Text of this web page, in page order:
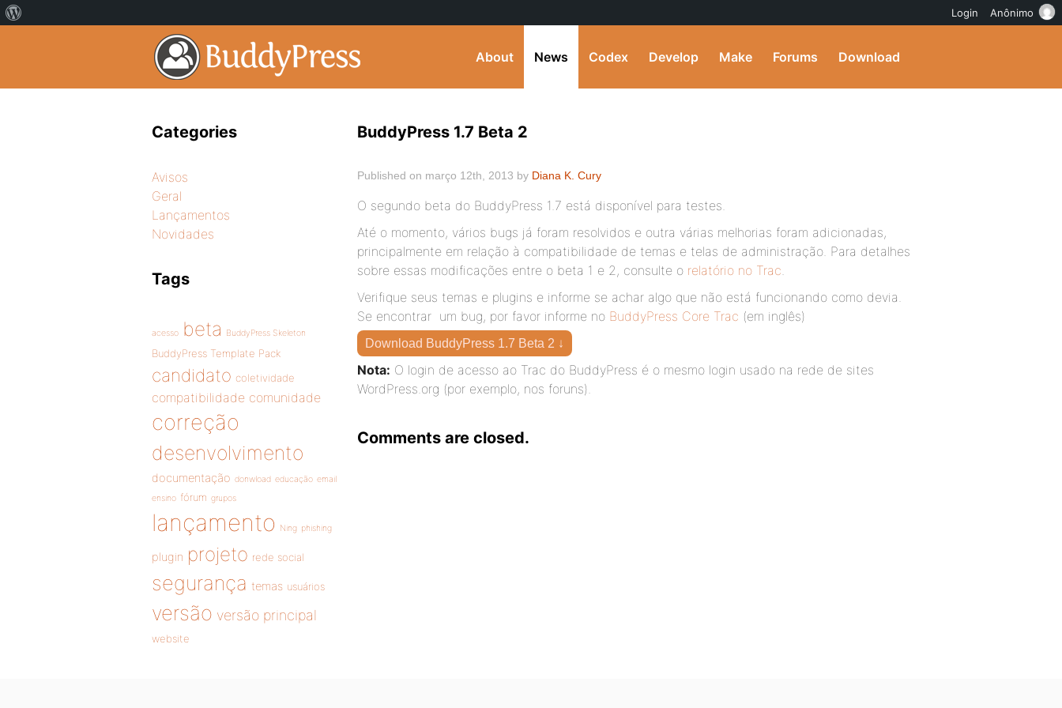
About News Codex Develop Make Forums Download
BuddyPress 1.7 Beta 2
Published on março 12th, 2013 by Diana K. Cury
O segundo beta do BuddyPress 1.7 está disponível para testes.
Até o momento, vários bugs já foram resolvidos e outra várias melhorias foram adicionadas,
principalmente em relação à compatibilidade de temas e telas de administração. Para detalhes
sobre essas modificações entre o beta 1 e 2, consulte o relatório no Trac.
Verifique seus temas e plugins e informe se achar algo que não está funcionando como devia.
Se encontrar um bug, por favor informe no BuddyPress Core Trac (em inglês)
Download BuddyPress 1.7 Beta 2 ↓
Nota: O login de acesso ao Trac do BuddyPress é o mesmo login usado na rede de sites
WordPress.org (por exemplo, nos foruns).
Comments are closed.
Categories
Avisos
Geral
Lançamentos
Novidades
Tags
acesso beta BuddyPress Skeleton
BuddyPress Template Pack
candidato coletividade
compatibilidade comunidade
correção
desenvolvimento
documentação donwload educação email
ensino fórum grupos
lançamento Ning phishing
plugin projeto rede social
segurança temas usuários
versão versão principal
website
Login Anônimo